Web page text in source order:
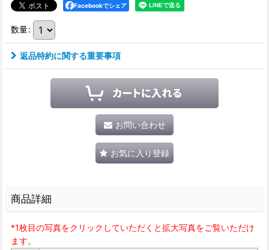
Facebookでシェア
数量:
返品特約に関する重要事項
お問い合わせ
お気に入り登録
商品詳細
*1枚目の写真をクリックしていただくと拡大写真をご覧いただけ
ます。